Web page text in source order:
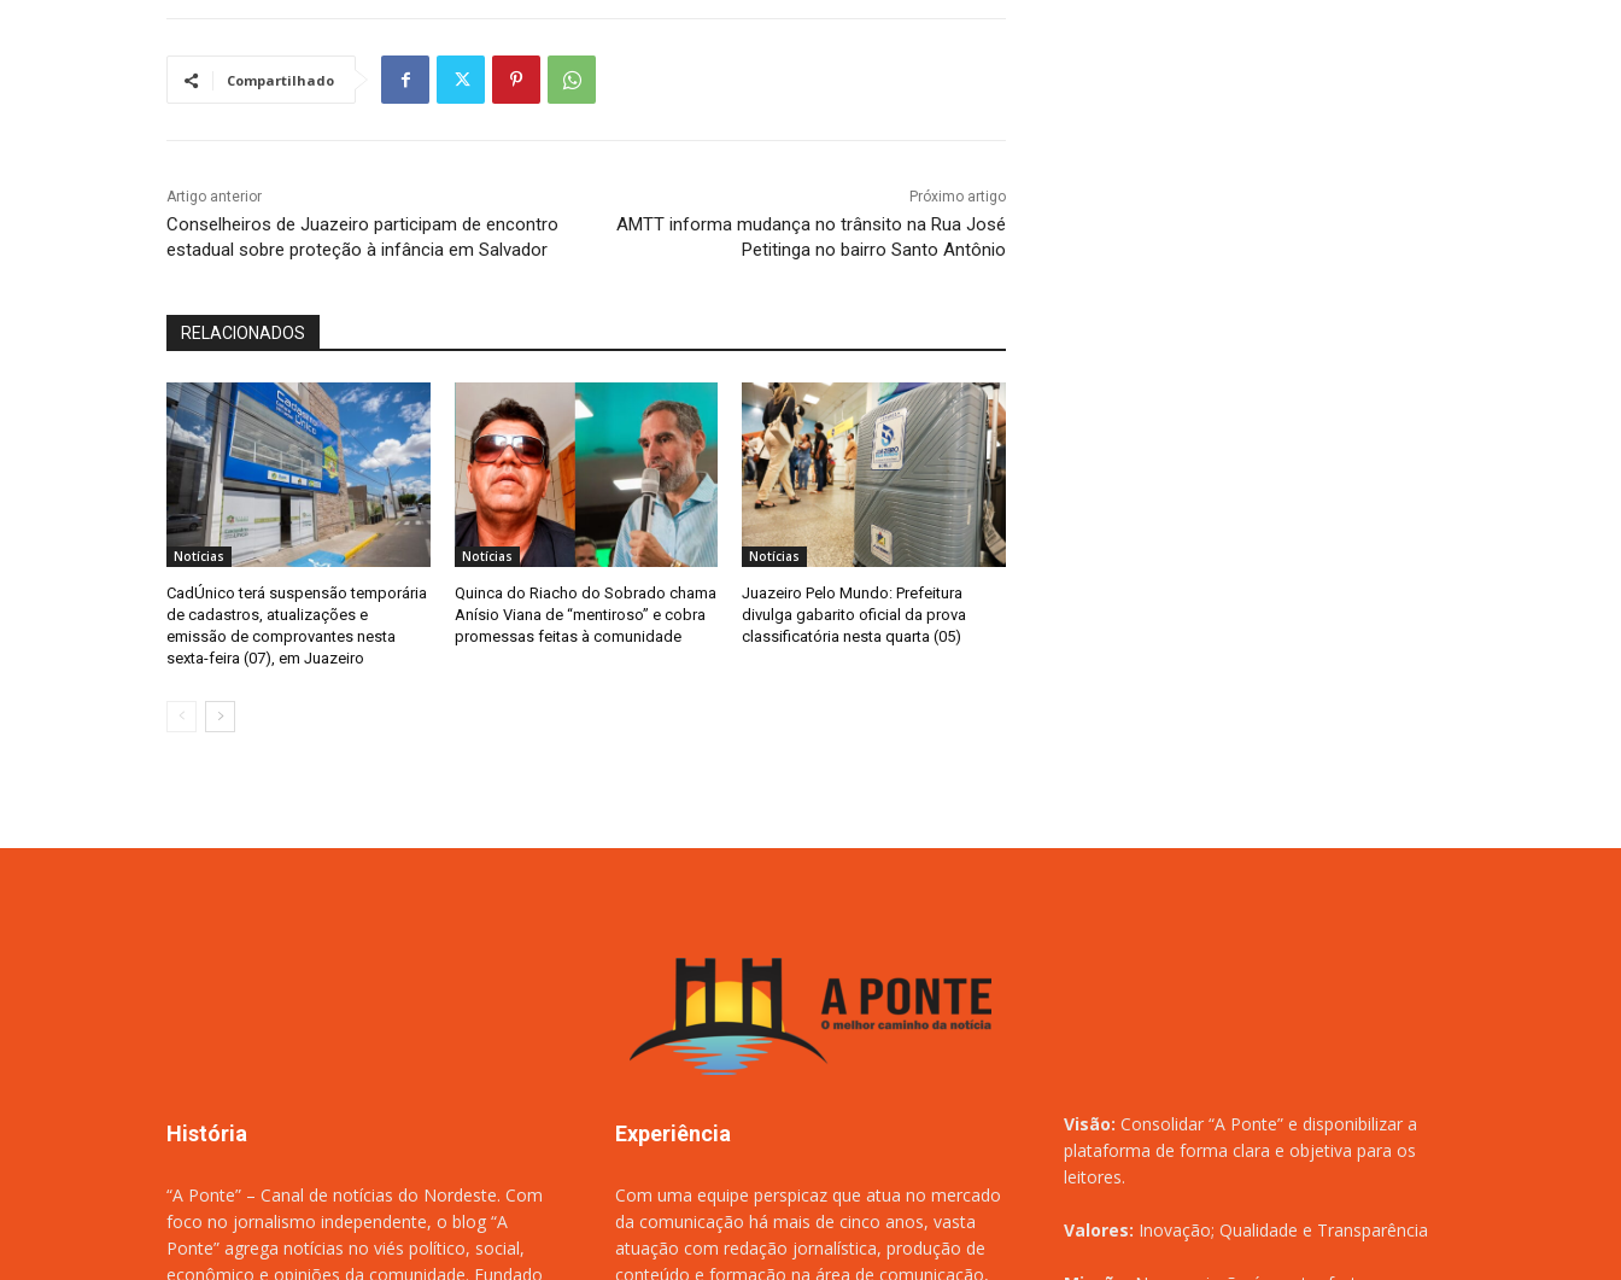
Compartilhado
Artigo anterior
Conselheiros de Juazeiro participam de encontro
estadual sobre proteção à infância em Salvador
Próximo artigo
AMTT informa mudança no trânsito na Rua José
Petitinga no bairro Santo Antônio
RELACIONADOS
Notícias
CadÚnico terá suspensão temporária
de cadastros, atualizações e
emissão de comprovantes nesta
sexta-feira (07), em Juazeiro
Notícias
Quinca do Riacho do Sobrado chama
Anísio Viana de “mentiroso” e cobra
promessas feitas à comunidade
Notícias
Juazeiro Pelo Mundo: Prefeitura
divulga gabarito oficial da prova
classificatória nesta quarta (05)
História
“A Ponte” – Canal de notícias do Nordeste. Com
foco no jornalismo independente, o blog “A
Ponte” agrega notícias no viés político, social,
econômico e opiniões da comunidade. Fundado
Experiência
Com uma equipe perspicaz que atua no mercado
da comunicação há mais de cinco anos, vasta
atuação com redação jornalística, produção de
conteúdo e formação na área de comunicação,
Visão: Consolidar “A Ponte” e disponibilizar a
plataforma de forma clara e objetiva para os
leitores.
Valores: Inovação; Qualidade e Transparência